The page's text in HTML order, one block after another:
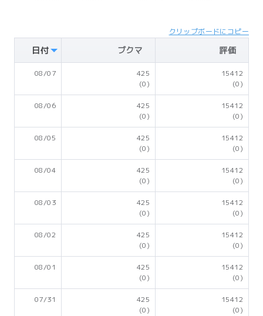
クリップボードにコピー
日付 ブクマ 評価
08/07
425
(0)
15412
(0)
08/06
425
(0)
15412
(0)
08/05
425
(0)
15412
(0)
08/04
425
(0)
15412
(0)
08/03
425
(0)
15412
(0)
08/02
425
(0)
15412
(0)
08/01
425
(0)
15412
(0)
07/31
425
(0)
15412
(0)